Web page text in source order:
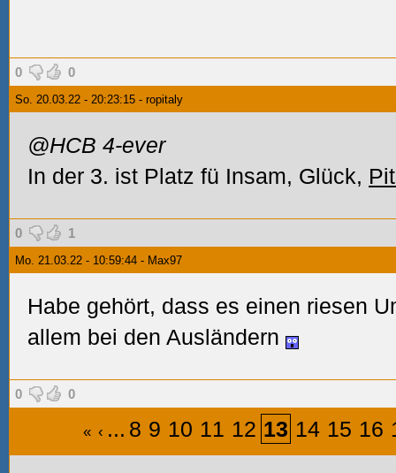
0 0
So. 20.03.22 - 20:23:15 - ropitaly
@HCB 4-ever
In der 3. ist Platz fü Insam, Glück,
0 1
Mo. 21.03.22 - 10:59:44 - Max97
Habe gehört, dass es einen riesen
allem bei den Ausländern
0 0
« ‹ ... 8 9 10 11 12 13 14 15 16